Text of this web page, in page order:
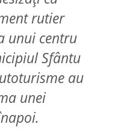
rutier
unui centru
Sfântu
au
unei